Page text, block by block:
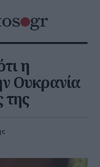
η
Ουκρανία
της